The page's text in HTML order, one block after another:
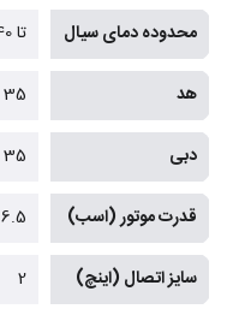
محدوده دمای سیال تا 40+ درجه سانتیگراد
هد 35 متر
دبی 35 متر مکعب در ساعت
قدرت موتور (اسب) 6.5 اسب
سایز اتصال (اینچ) 2